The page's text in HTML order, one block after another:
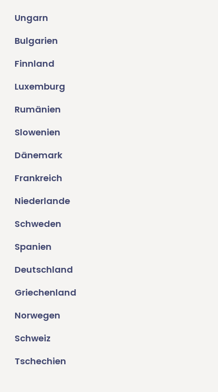
Ungarn
Bulgarien
Finnland
Luxemburg
Rumänien
Slowenien
Dänemark
Frankreich
Niederlande
Schweden
Spanien
Deutschland
Griechenland
Norwegen
Schweiz
Tschechien